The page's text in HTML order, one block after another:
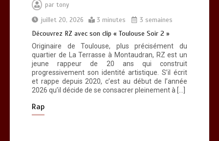
par tony
juillet 20, 2026
3 minutes 3 semaines
Découvrez RZ avec son clip « Toulouse Soir 2 »
Originaire de Toulouse, plus précisément du
quartier de La Terrasse à Montaudran, RZ est un
jeune rappeur de 20 ans qui construit
progressivement son identité artistique. S’il écrit
et rappe depuis 2020, c’est au début de l’année
2026 qu’il décide de se consacrer pleinement à […]
Rap